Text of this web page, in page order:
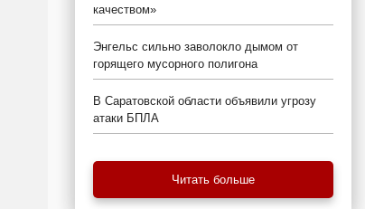
качеством»
Энгельс сильно заволокло дымом от
горящего мусорного полигона
В Саратовской области объявили угрозу
атаки БПЛА
Читать больше